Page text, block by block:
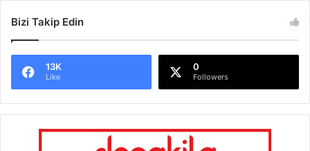
Bizi Takip Edin
13K
Like
0
Followers